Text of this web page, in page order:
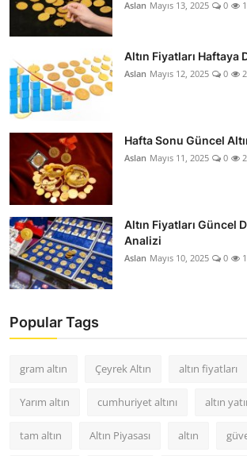
Aslan Mayıs 13, 2025 0
Altın Fiyatları Haftaya
Aslan Mayıs 12, 2025 0
Hafta Sonu Güncel
Aslan Mayıs 11, 2025 0
Altın Fiyatları Güncel
Analizi
Aslan Mayıs 10, 2025 0
Popular Tags
gram altın Çeyrek Altın altın fiyatları
Yarım altın cumhuriyet altını altın
tam altın Altın Piyasası altın